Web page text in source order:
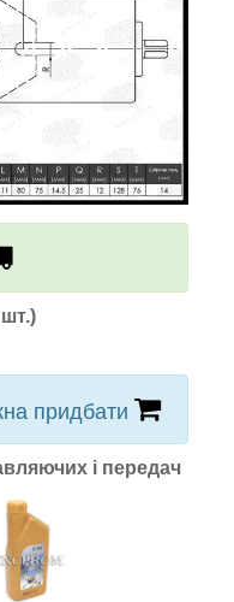
придбати
і передач